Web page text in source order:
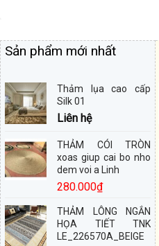
Sản phẩm mới nhất
Thảm lụa cao cấp
Silk 01
Liên hệ
THẢM CÓI TRÒN
xoas giup cai bo nho
dem voi a Linh
280.000₫
THẢM LÔNG NGẮN
HỌA TIẾT TNK
LE_226570A_BEIGE